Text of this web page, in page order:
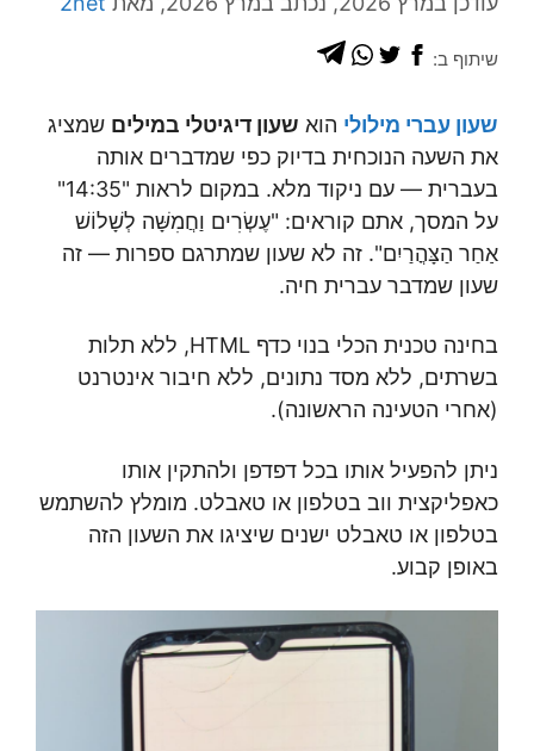
שיתוף ב:
שעון עברי מילולי הוא שעון דיגיטלי במילים שמציג
את השעה הנוכחית בדיוק כפי שמדברים אותה
בעברית — עם ניקוד מלא. במקום לראות "14:35"
על המסך, אתם קוראים: "עֶשְׂרִים וַחֲמִשָּׁה לְשָׁלוֹשׁ
אַחַר הַצָּהֳרַיִם". זה לא שעון שמתרגם ספרות — זה
שעון שמדבר עברית חיה.
בחינה טכנית הכלי בנוי כדף HTML, ללא תלות
בשרתים, ללא מסד נתונים, ללא חיבור אינטרנט
(אחרי הטעינה הראשונה).
ניתן להפעיל אותו בכל דפדפן ולהתקין אותו
כאפליקצית ווב בטלפון או טאבלט. מומלץ להשתמש
בטלפון או טאבלט ישנים שיציגו את השעון הזה
באופן קבוע.